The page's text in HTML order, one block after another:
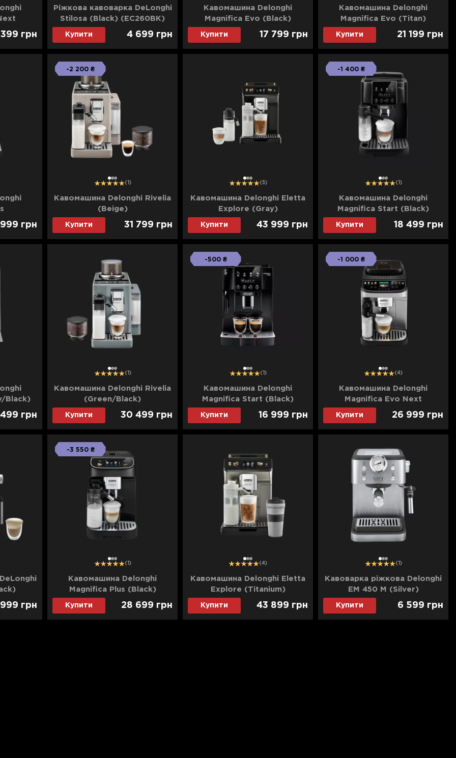
грн
Ріжкова кавоварка DeLonghi
Stilosa (Black) (EC260BK)
Купити 4 699 грн
Кавомашина Delonghi
Magnifica Evo (Black)
Купити 17 799 грн
Кавомашина Delonghi
Magnifica Evo (Titan)
Купити 21 199 грн
грн
12 3
-2 200 ₴
(1)
Кавомашина Delonghi Rivelia
(Beige)
Купити 31 799 грн
12 3 (5)
Кавомашина Delonghi Eletta
Explore (Gray)
Купити 43 999 грн
12 3
-1 400 ₴
(1)
Кавомашина Delonghi
Magnifica Start (Black)
Купити 18 499 грн
Black)
грн
12 3 (1)
Кавомашина Delonghi Rivelia
(Green/Black)
Купити 30 499 грн
12 3
-500 ₴
(1)
Кавомашина Delonghi
Magnifica Start (Black)
Купити 16 999 грн
12 3
-1 000 ₴
(4)
Кавомашина Delonghi
Magnifica Evo Next
(Silver/Black)
Купити 26 999 грн
грн
12 3
-3 550 ₴
(1)
Кавомашина Delonghi
Magnifica Plus (Black)
Купити 28 699 грн
12 3 (4)
Кавомашина Delonghi Eletta
Explore (Titanium)
Купити 43 899 грн
12 3 (1)
Кавоварка ріжкова Delonghi
EM 450 M (Silver)
Купити 6 599 грн